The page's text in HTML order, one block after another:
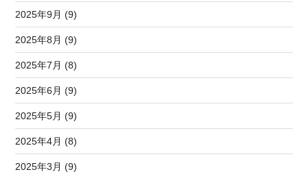
2025年9月 (9)
2025年8月 (9)
2025年7月 (8)
2025年6月 (9)
2025年5月 (9)
2025年4月 (8)
2025年3月 (9)